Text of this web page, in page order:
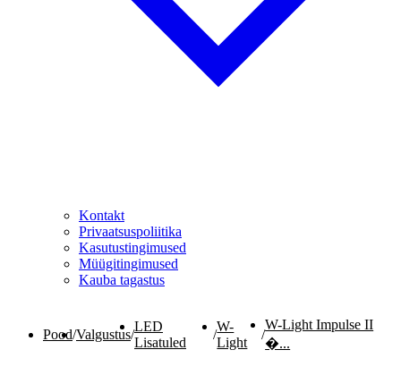
Kontakt
Privaatsuspoliitika
Kasutustingimused
Müügitingimused
Kauba tagastus
Pood/Valgustus/
LED
Lisatuled
/
W-
Light
/
W-Light Impulse II
�...